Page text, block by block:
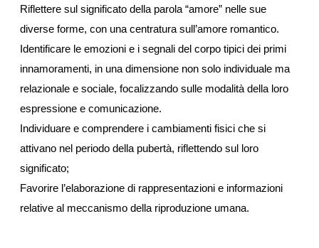
Riflettere sul significato della parola “amore” nelle sue
diverse forme, con una centratura sull’amore romantico.
Identificare le emozioni e i segnali del corpo tipici dei primi
innamoramenti, in una dimensione non solo individuale ma
relazionale e sociale, focalizzando sulle modalità della loro
espressione e comunicazione.
Individuare e comprendere i cambiamenti fisici che si
attivano nel periodo della pubertà, riflettendo sul loro
significato;
Favorire l’elaborazione di rappresentazioni e informazioni
relative al meccanismo della riproduzione umana.